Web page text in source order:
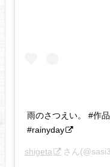
雨のさつえい。 #作
#rainyday
shigeta さん